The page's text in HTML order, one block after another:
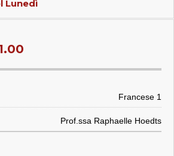
Lunedì
Francese 1
Prof.ssa Raphaelle Hoedts